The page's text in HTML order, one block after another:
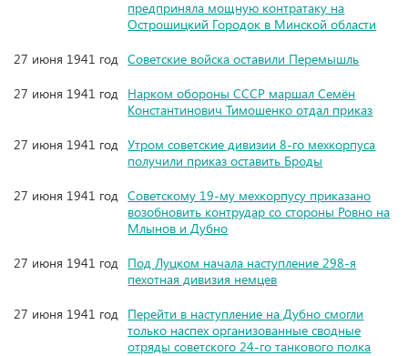
предприняла мощную контратаку на
Острошицкий Городок в Минской области
27 июня 1941 год Советские войска оставили Перемышль
27 июня 1941 год Нарком обороны СССР маршал Семён
Константинович Тимошенко отдал приказ
27 июня 1941 год Утром советские дивизии 8-го мехкорпуса
получили приказ оставить Броды
27 июня 1941 год Советскому 19-му мехкорпусу приказано
возобновить контрудар со стороны Ровно на
Млынов и Дубно
27 июня 1941 год Под Луцком начала наступление 298-я
пехотная дивизия немцев
27 июня 1941 год Перейти в наступление на Дубно смогли
только наспех организованные сводные
отряды советского 24-го танкового полка